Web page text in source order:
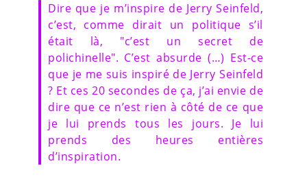
Dire que je m’inspire de Jerry Seinfeld,
c’est, comme dirait un politique s’il
était là, "c’est un secret de
polichinelle". C’est absurde (…) Est-ce
que je me suis inspiré de Jerry Seinfeld
? Et ces 20 secondes de ça, j’ai envie de
dire que ce n’est rien à côté de ce que
je lui prends tous les jours. Je lui
prends des heures entières
d’inspiration.